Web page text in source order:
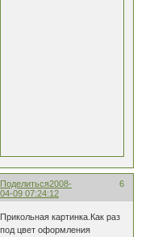
Поделиться 6
2008-
04-09 07:24:12
Прикольная картинка.Как раз
под цвет оформления